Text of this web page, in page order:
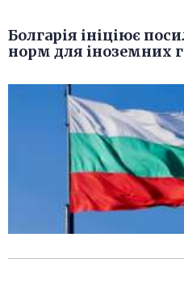
Болгарія ініціює
норм для іноземних